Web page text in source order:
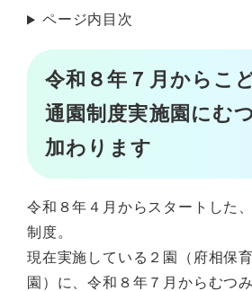
ページ内目次
令和８年７月からこ
通園制度実施園にむ
加わります
令和８年４月からスタートした
制度。
現在実施している２園（府相保
園）に、令和８年７月からむつ